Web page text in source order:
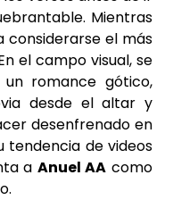
Mientras
considerarse el más
el campo visual, se
romance gótico,
desde el altar y
desenfrenado en
tendencia de videos
a Anuel AA como